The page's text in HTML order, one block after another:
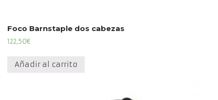
Foco Barnstaple dos cabezas
122,50€
Añadir al carrito